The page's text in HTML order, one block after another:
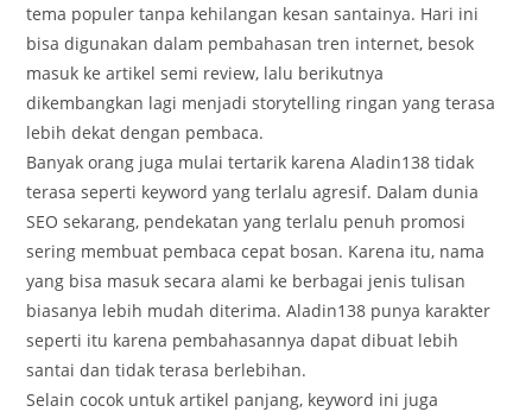
tema populer tanpa kehilangan kesan santainya. Hari ini
bisa digunakan dalam pembahasan tren internet, besok
masuk ke artikel semi review, lalu berikutnya
dikembangkan lagi menjadi storytelling ringan yang terasa
lebih dekat dengan pembaca.
Banyak orang juga mulai tertarik karena Aladin138 tidak
terasa seperti keyword yang terlalu agresif. Dalam dunia
SEO sekarang, pendekatan yang terlalu penuh promosi
sering membuat pembaca cepat bosan. Karena itu, nama
yang bisa masuk secara alami ke berbagai jenis tulisan
biasanya lebih mudah diterima. Aladin138 punya karakter
seperti itu karena pembahasannya dapat dibuat lebih
santai dan tidak terasa berlebihan.
Selain cocok untuk artikel panjang, keyword ini juga